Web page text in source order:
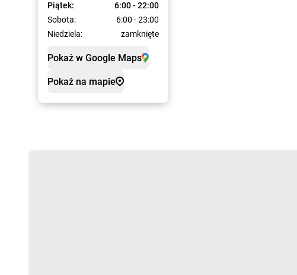
Piątek:
6:00 - 22:00
Sobota:
6:00 - 23:00
Niedziela:
zamknięte
Pokaż w Google Maps
Pokaż na mapie